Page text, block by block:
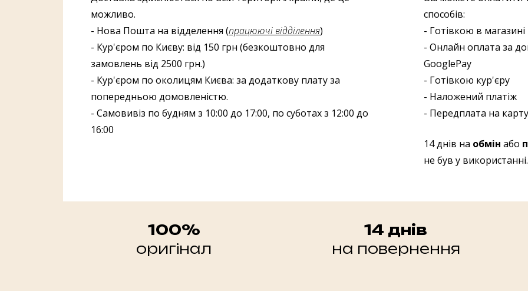
можливо.
- Нова Пошта на відделення (працюючі відділення)
- Кур'єром по Києву: від 150 грн (безкоштовно для
замовлень від 2500 грн.)
- Кур'єром по околицям Києва: за додаткову плату за
попередньою домовленістю.
- Самовивіз по будням з 10:00 до 17:00, по суботах з 12:00 до
16:00
способів:
- Готівкою в магазині
- Онлайн оплата за
GooglePay
- Готівкою кур'єру
- Наложений платіж
- Передплата на
14 днів на обмін або
не був у використанні.
100%
оригінал
14 днів
на повернення